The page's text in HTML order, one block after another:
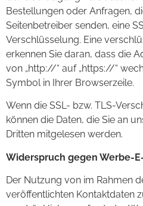
Bestellungen oder Anfragen,
Seitenbetreiber senden, eine
Verschlüsselung. Eine
erkennen Sie daran, dass die
von „http://“ auf „https://“
Symbol in Ihrer Browserzeile.
Wenn die SSL- bzw. TLS-
können die Daten, die Sie an
Dritten mitgelesen werden.
Widerspruch gegen Werbe-
Der Nutzung von im Rahmen
veröffentlichten Kontaktdaten